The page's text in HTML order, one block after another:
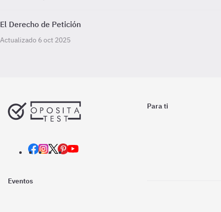
El Derecho de Petición
Actualizado 6 oct 2025
Para ti
Eventos